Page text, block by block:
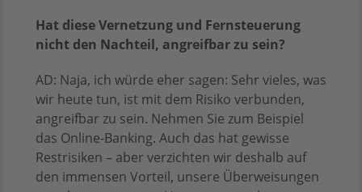
Hat diese Vernetzung und Fernsteuerung
nicht den Nachteil, angreifbar zu sein?
AD: Naja, ich würde eher sagen: Sehr vieles, was
wir heute tun, ist mit dem Risiko verbunden,
angreifbar zu sein. Nehmen Sie zum Beispiel
das Online-Banking. Auch das hat gewisse
Restrisiken – aber verzichten wir deshalb auf
den immensen Vorteil, unsere Überweisungen